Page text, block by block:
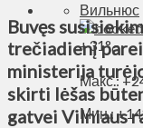
Вильнюс
+31°C
Макс.: +
Мин.: +
Buvęs
trečiadienį
ministerija
skirti lėšas
gatvei Vilniaus